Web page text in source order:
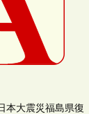
本大震災福島県復